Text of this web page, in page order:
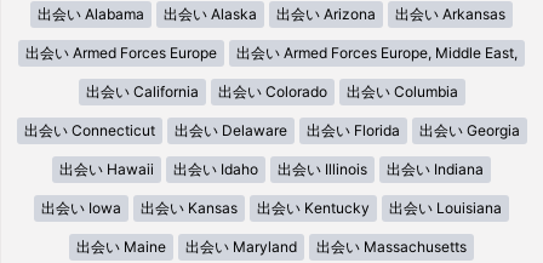
出会い Alabama 出会い Alaska 出会い Arizona 出会い Arkansas
出会い Armed Forces Europe 出会い Armed Forces Europe, Middle East,
出会い California 出会い Colorado 出会い Columbia
出会い Connecticut 出会い Delaware 出会い Florida 出会い Georgia
出会い Hawaii 出会い Idaho 出会い Illinois 出会い Indiana
出会い Iowa 出会い Kansas 出会い Kentucky 出会い Louisiana
出会い Maine 出会い Maryland 出会い Massachusetts